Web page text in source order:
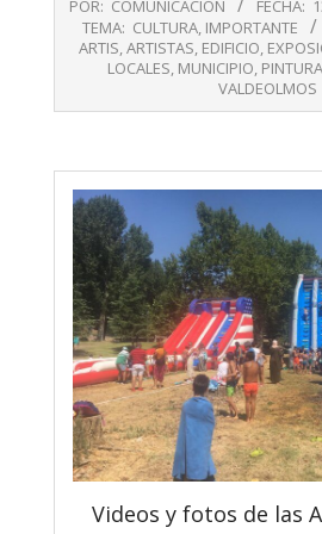
10-
POR: COMUNICACIÓN FECHA:
TEMA: CULTURA, IMPORTANTE
ARTIS ARTISTAS EDIFICIO
LOCALES MUNICIPIO PINTURA
VALDEOLMOS
Videos y fotos de las